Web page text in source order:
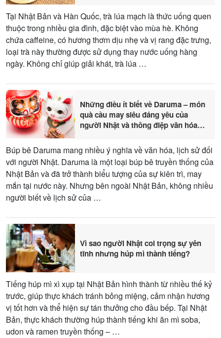
Tại Nhật Bản và Hàn Quốc, trà lúa mạch là thức uống quen
thuộc trong nhiều gia đình, đặc biệt vào mùa hè. Không
chứa caffeine, có hương thơm dịu nhẹ và vị rang đặc trưng,
loại trà này thường được sử dụng thay nước uống hàng
ngày. Không chỉ giúp giải khát, trà lúa …
Những điều ít biết về Daruma – món
quà cầu may siêu đáng yêu của
người Nhật và thông điệp văn hóa
Búp bê Daruma mang nhiều ý nghĩa về văn hóa, lịch sử đối
với người Nhật. Daruma là một loại búp bê truyền thống của
Nhật Bản và đã trở thành biểu tượng của sự kiên trì, may
mắn tại nước này. Nhưng bên ngoài Nhật Bản, không nhiều
người biết về lịch sử của …
Vì sao người Nhật coi trọng sự yên
tĩnh nhưng húp mì thành tiếng?
Tiếng húp mì xì xụp tại Nhật Bản hình thành từ nhiều thế kỷ
trước, giúp thực khách tránh bỏng miệng, cảm nhận hương
vị tốt hơn và thể hiện sự tán thưởng cho đầu bếp. Tại Nhật
Bản, thực khách thường húp thành tiếng khi ăn mì soba,
udon và ramen truyền thống – …